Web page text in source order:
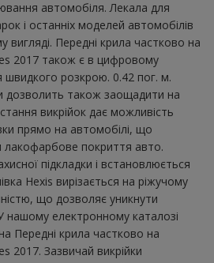
автомобіля. Лекала для
і останніх моделей автомобілів
вигляді. Передні крила частково на
2017 також є в цифровому
розкрою. 0.42 пог. м.
дозволить також заощадити на
викрійок дає можливість
прямо на автомобілі, що
покриття авто.
підкладки і встановлюється
Hexis вирізається на ріжучому
що дозволяє уникнути
нашому електронному каталозі
Передні крила частково на
2017. Зазвичай викрійки